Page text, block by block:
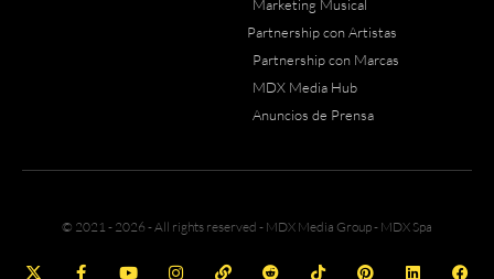
Marketing Musical
Partnership con Artistas
Partnership con Marcas
MDX Media Hub
Anuncios de Prensa
© 2021 - 2026 - All rights reserved - MDX Media Group - MDX Spa